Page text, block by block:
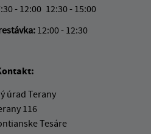
- 12:00 12:30 - 15:00
12:00 - 12:30
úrad Terany
116
Tesáre